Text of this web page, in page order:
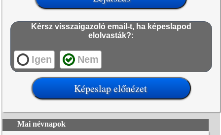
Kérsz visszaigazoló email-t, ha képeslapod
elolvasták?:
Igen Nem
Mai névnapok